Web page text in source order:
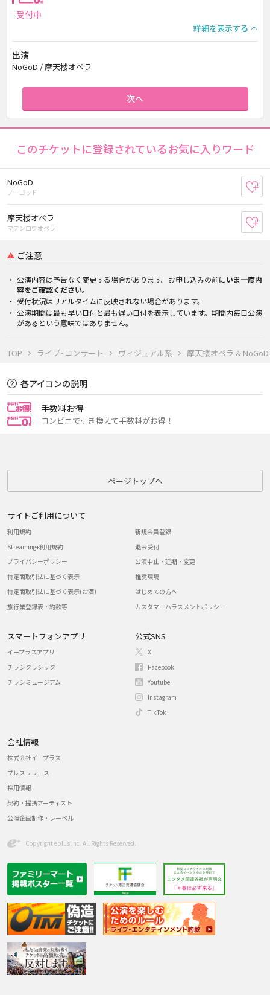
TOP ライブ･コンサート ヴィジュアル系 摩天楼オペラ &
受付中
詳細を表示する
出演
NoGoD / 摩天楼オペラ
次へ
このチケットに登録されているお気に入りワード
NoGoD
ノーゴッド
摩天楼オペラ
マテンロウオペラ
ご注意
公演内容は予告なく変更する場合があります。お申し込みの前にいま一度内
容をご確認ください。
受付状況はリアルタイムに反映されない場合があります。
公演期間は最も早い日付と最も遅い日付を表示しています。期間内毎日公演
があるという意味ではありません。
各アイコンの説明
手数料お得
コンビニで引き換えて手数料がお得！
ページトップへ
サイトご利用について
利用規約
Streaming+利用規約
プライバシーポリシー
特定商取引法に基づく表示
特定商取引法に基づく表示(お酒)
旅行業登録表・約款等
新規会員登録
退会受付
公演中止・延期・変更
推奨環境
はじめての方へ
カスタマーハラスメントポリシー
スマートフォンアプリ
イープラスアプリ
チラシクラシック
チラシミュージアム
公式SNS
X
Facebook
Youtube
Instagram
TikTok
会社情報
株式会社イープラス
プレスリリース
採用情報
契約・提携アーティスト
公演企画制作・レーベル
Copyright eplus inc. All Rights Reserved.